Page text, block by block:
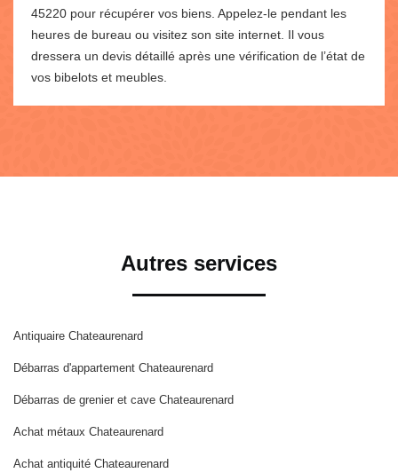
45220 pour récupérer vos biens. Appelez-le pendant les
heures de bureau ou visitez son site internet. Il vous
dressera un devis détaillé après une vérification de l’état de
vos bibelots et meubles.
Autres services
Antiquaire Chateaurenard
Débarras d'appartement Chateaurenard
Débarras de grenier et cave Chateaurenard
Achat métaux Chateaurenard
Achat antiquité Chateaurenard